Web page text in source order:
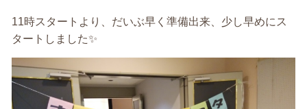
11時スタートより、だいぶ早く準備出来、少し早めにス
タートしました✨